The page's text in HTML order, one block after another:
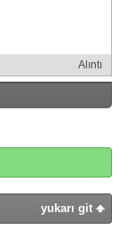
Alıntı
yukarı git